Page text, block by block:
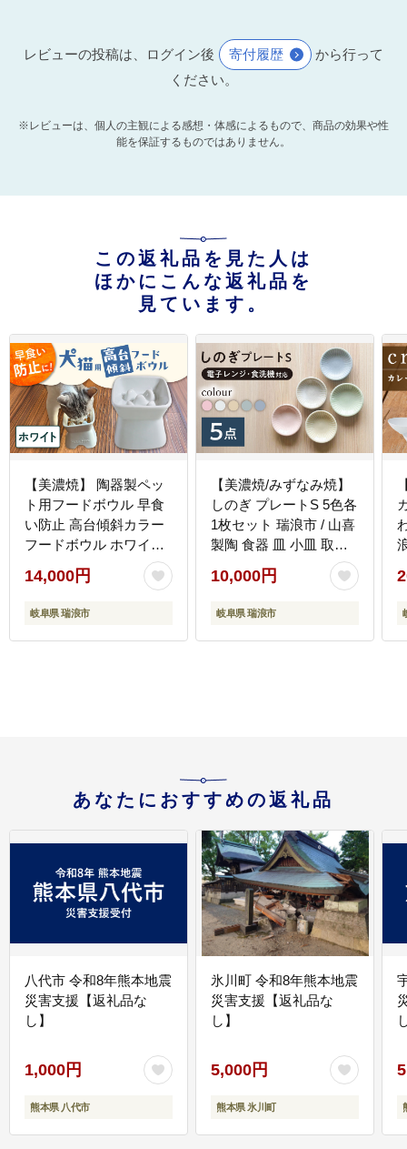
レビューの投稿は、ログイン後 寄付履歴
から行って
ください。
※レビューは、個人の主観による感想・体感によるもので、商品の効果や性
能を保証するものではありません。
この返礼品を見た人は
ほかにこんな返礼品を
見ています。
【美濃焼】 陶器製ペッ
ト用フードボウル 早食
い防止 高台傾斜カラー
フードボウル ホワイト
pet166 瑞浪市 / ながし
まプランニングオフィ
ス エサ入れ 餌皿 犬 猫
14,000円
岐阜県 瑞浪市
【美濃焼/みずなみ焼】
しのぎ プレートS 5色各
1枚セット 瑞浪市 / 山喜
製陶 食器 皿 小皿 取皿
[AZCP100]
10,000円
岐阜県 瑞浪市
あなたにおすすめの返礼品
八代市 令和8年熊本地震
災害支援【返礼品な
し】
1,000円
熊本県 八代市
氷川町 令和8年熊本地震
災害支援【返礼品な
し】
5,000円
熊本県 氷川町